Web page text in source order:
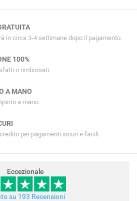
in circa 3-4 settimane dopo il pagamento.
100%
o rimborsati.
A MANO
a mano.
per pagamenti sicuri e facili.
Eccezionale
su 193 Recensioni